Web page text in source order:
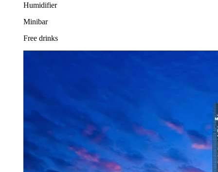
Humidifier
Minibar
Free drinks